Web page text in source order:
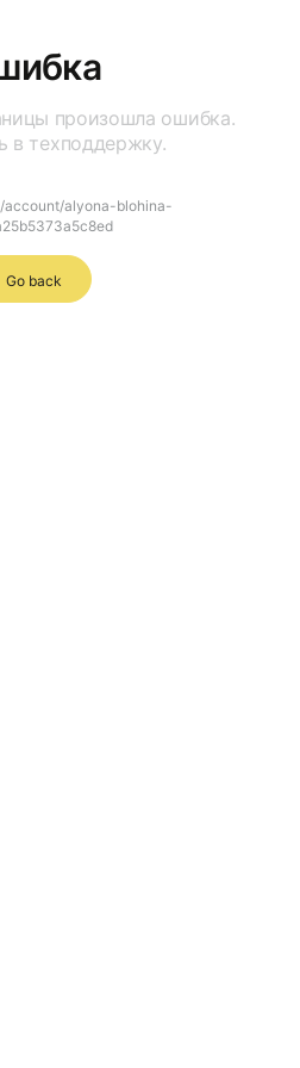
произошла ошибка.
в техподдержку.
account/alyona-blohina-
Go back